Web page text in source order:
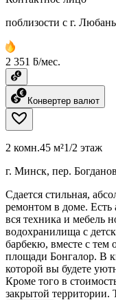
поблизости с г.
2 351 ƃ/мес.
Конвертер валют
2 комн.45 м²1/2 этаж
г. Минск, пер.
Сдается стильная,
ремонтом в доме.
вся техника и мебель
водохранилища с
барбекю, вместе с тем
площади Бонгалор. В
которой вы будете
Кроме того в
закрытой территории.